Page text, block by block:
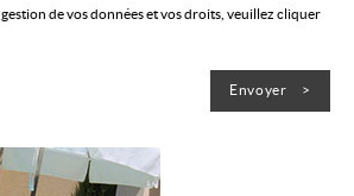
de vos données et vos droits, veuillez cliquer